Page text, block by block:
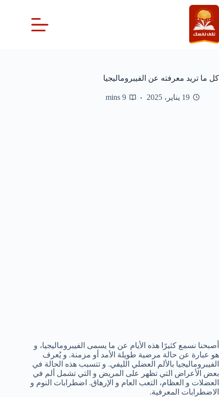
التجاوز
إلى
المحتوى
كل ما تريد معرفته عن الفيبروماليجيا
19 يناير، 2025 9 mins
أصبحنا نسمع كثيرًا هذه الأيام عن ما يسمى الفيبروماليجيا، و
هو عبارة عن حالة مرضية طويلة الأمد أو مزمنة. و يُعرف
الفيبروماليجيا بالألم العضلي الليفي. و تتسبب هذه الحالة في
بعض الأعراض التي تظهر على المريض و التي تشمل ألم في
العضلات و العظام، التعب العام و الإرهاق. اضطرابات النوم و
الاضطرابات المعرفية.